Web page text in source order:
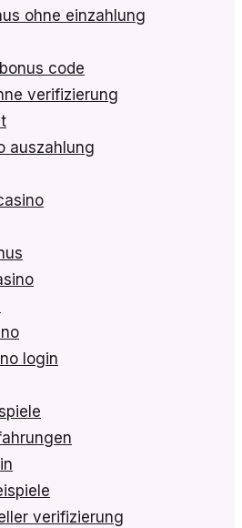
ohne einzahlung
code
verifizierung
auszahlung
login
verifizierung